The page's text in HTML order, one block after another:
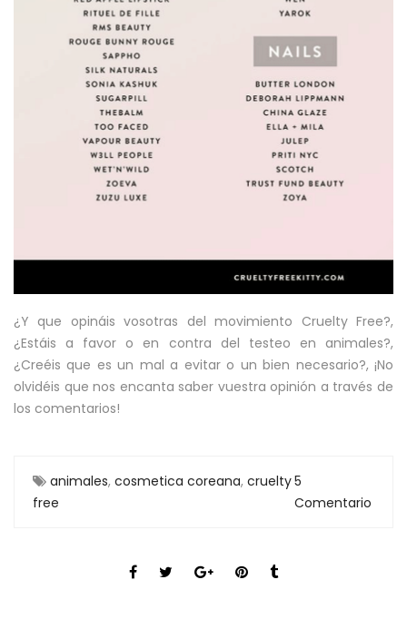
¿Y que opináis vosotras del movimiento Cruelty Free?,
¿Estáis a favor o en contra del testeo en animales?,
¿Creéis que es un mal a evitar o un bien necesario?, ¡No
olvidéis que nos encanta saber vuestra opinión a través de
los comentarios!
animales, cosmetica coreana, cruelty
free
5
Comentario